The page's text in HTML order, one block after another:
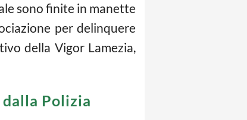
sono finite in manette
per delinquere
della Vigor Lamezia,
Polizia